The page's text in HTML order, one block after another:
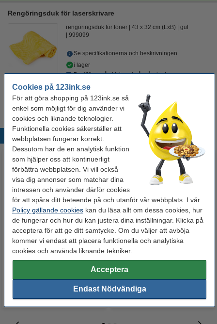
Cookies på 123ink.se
För att göra shopping på 123ink.se så
enkel som möjligt för dig använder vi
cookies och liknande teknologier.
Funktionella cookies säkerställer att
webbplatsen fungerar korrekt.
Dessutom har de en analytisk funktion
som hjälper oss att kontinuerligt
förbättra webbplatsen. Vi vill också
visa dig annonser som matchar dina
intressen och använder därför cookies
för att spåra ditt beteende på och utanför vår webbplats. I vår
Policy gällande cookies kan du läsa allt om dessa cookies, hur
de fungerar och hur du kan justera dina inställningar. Klicka på
acceptera för att ge ditt samtycke. Om du väljer att avböja
kommer vi endast att placera funktionella och analytiska
cookies och använda liknande tekniker.
Acceptera
Endast Nödvändiga
Rengöringsduk för laserskrivare
rengöringsduk för toner 43 x 32 cm (LxB)
gul
999099
Se specifikationerna och beskrivningen
i lager
Beställ nu så skickar vi på måndag!
19 kr
Populära produkter
Whiteboardpenna 2.5mm |
123ink | sorterade färger | 4st
60 kr Inkl. 25% Moms
Märkpenna permanent 2.5mm |
123ink | 4st
50 kr Inkl. 25% Moms